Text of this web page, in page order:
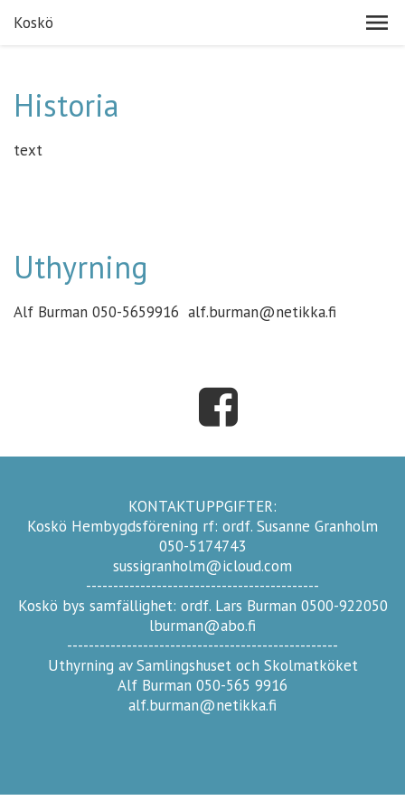
Koskö
Historia
text
Uthyrning
Alf Burman 050-5659916 alf.burman@netikka.fi
KONTAKTUPPGIFTER:
Koskö Hembygdsförening rf: ordf. Susanne Granholm
050-5174743
sussigranholm@icloud.com
-------------------------------------------
Koskö bys samfällighet: ordf. Lars Burman 0500-922050
lburman@abo.fi
--------------------------------------------------
Uthyrning av Samlingshuset och Skolmatköket
Alf Burman 050-565 9916
alf.burman@netikka.fi